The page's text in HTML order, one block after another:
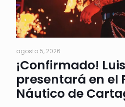
agosto 5, 2026
¡Confirmado!
presentará en el
Náutico de